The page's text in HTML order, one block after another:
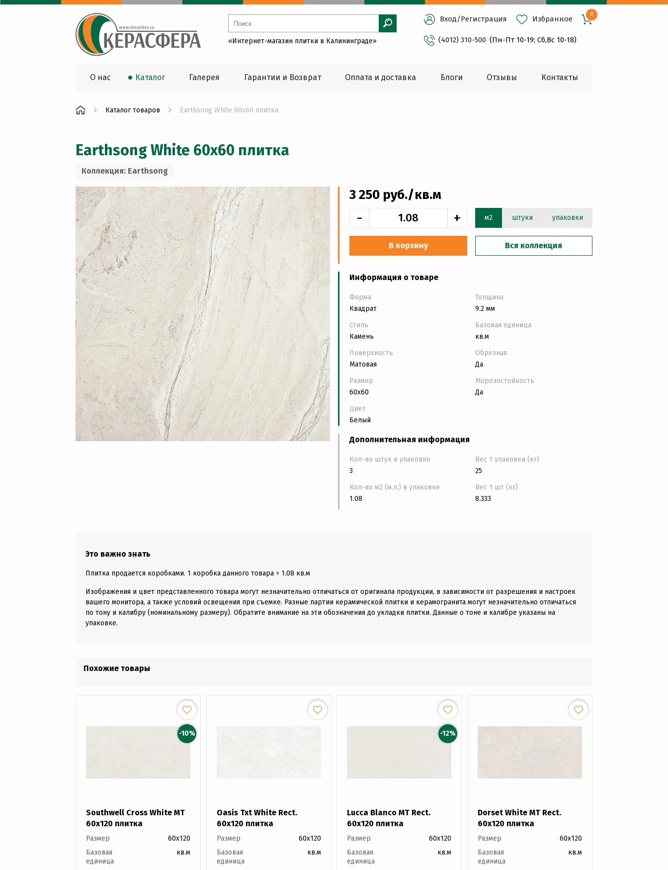
«Интернет-магазин плитки в Калининграде»
Вход/Регистрация Избранное
0
(4012) 310-500 (Пн-Пт 10-19; Сб,Вс 10-18)
О нас Каталог Галерея Гарантии и Возврат Оплата и доставка Блоги Oтзывы Контакты
Каталог товаров Earthsong White 60x60 плитка
Earthsong White 60x60 плитка
Коллекция: Earthsong
3 250 руб./кв.м
- + м2 штуки упаковки
В корзину Вся коллекция
Информация о товаре
Форма
Квадрат
Стиль
Камень
Поверхность
Матовая
Размер
60x60
Цвет
Белый
Толщина
9.2 мм
Базовая единица
кв.м
Обрезная
Да
Морозостойкость
Да
Дополнительная информация
Кол-во штук в упаковке
3
Кол-во м2 (м.п.) в упаковке
1.08
Вес 1 упаковки (кг)
25
Вес 1 шт (кг)
8.333
Это важно знать
Плитка продается коробками. 1 коробка данного товара = 1.08 кв.м
Изображения и цвет представленного товара могут незначительно отличаться от оригинала продукции, в зависимости от разрешения и настроек
вашего монитора, а также условий освещения при съемке. Разные партии керамической плитки и керамогранита могут незначительно отличаться
по тону и калибру (номинальному размеру). Обратите внимание на эти обозначения до укладки плитки. Данные о тоне и калибре указаны на
упаковке.
Похожие товары
-10%
Southwell Cross White MT
60x120 плитка
Размер
60x120
Базовая
единица
кв.м
Oasis Txt White Rect.
60x120 плитка
Размер
60x120
Базовая
единица
кв.м
-12%
Lucca Blanco MT Rect.
60x120 плитка
Размер
60x120
Базовая
единица
кв.м
Dorset White MT Rect.
60x120 плитка
Размер
60x120
Базовая
единица
кв.м